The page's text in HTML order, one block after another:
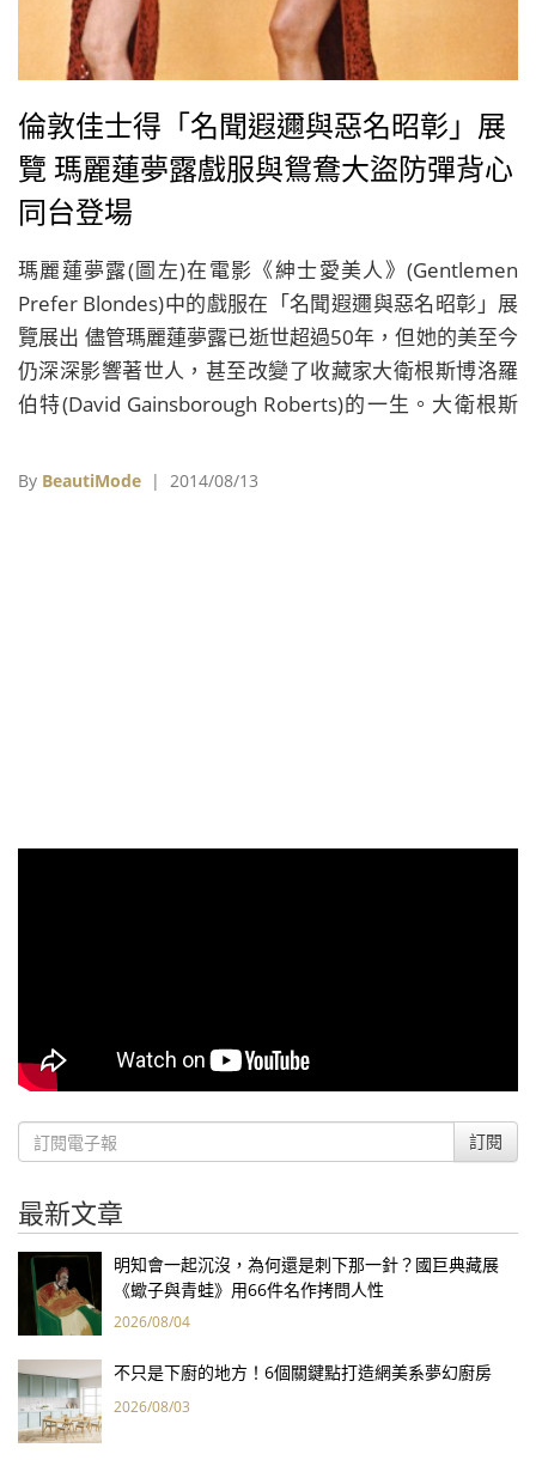
倫敦佳士得「名聞遐邇與惡名昭彰」展
覽 瑪麗蓮夢露戲服與鴛鴦大盜防彈背心
同台登場
瑪麗蓮夢露(圖左)在電影《紳士愛美人》(Gentlemen
Prefer Blondes)中的戲服在「名聞遐邇與惡名昭彰」展
覽展出 儘管瑪麗蓮夢露已逝世超過50年，但她的美至今
仍深深影響著世人，甚至改變了收藏家大衛根斯博洛羅
伯特(David Gainsborough Roberts)的一生。大衛根斯
了大量20世紀知名人物或事件的相關物品收藏，其中的
By BeautiMode | 2014/08/13
訂閱
最新文章
明知會一起沉沒，為何還是刺下那一針？國巨典藏展
《蠍子與青蛙》用66件名作拷問人性
2026/08/04
不只是下廚的地方！6個關鍵點打造網美系夢幻廚房
2026/08/03